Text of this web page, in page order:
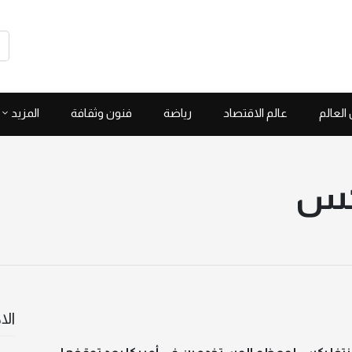
عالم الاقتصاد رياضة فنون وثقافة المزيد